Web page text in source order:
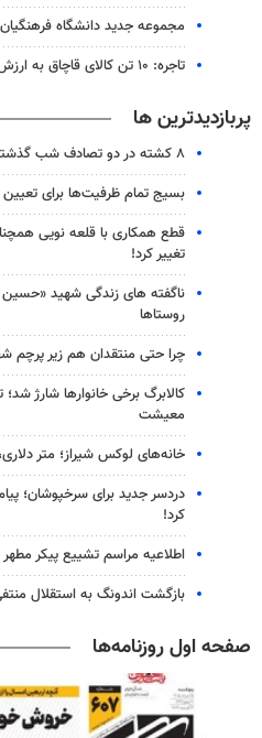
مجموعه جدید دانشگاه
تاجره: ۱۰ تن کالای قاچاق به ارزش ۱۰۰ میلیارد ریال در اراک کشف شد
پربازدیدترین ها
۸ کشته در دو تصادف شب گذشته
بسیج تمام ظرفیت‌ها برای تعیین
قطع همکاری با قلعه نویی
تغییر کرد!
ناگفته های زندگی شهید
روستاها
چرا حتی منتقدان هم زیر پرچم
کالابرگ برخی خانوارها شارژ
معیشت
خانه‌های لوکس شیراز؛ متر
دردسر جدید برای سرخپوشان؛
کرد!
اطلاعیه مراسم تشییع پیکر مطهر
بازگشت اندونگ به استقلال
صفحه اول روزنامه‌ها